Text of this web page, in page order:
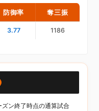
防御率 奪三振
3.77 1186
ン終了時点の通算試合